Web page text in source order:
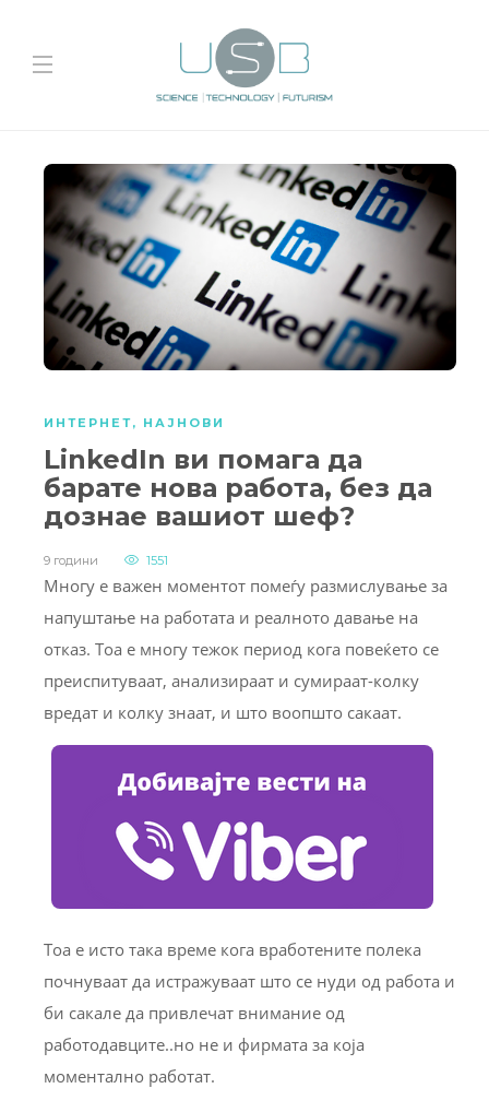
ИНТЕРНЕТ, НАЈНОВИ
LinkedIn ви помага да
барате нова работа, без да
дознае вашиот шеф?
9 години 1551
Многу е важен моментот помеѓу размислување за
напуштање на работата и реалното давање на
отказ. Тоа е многу тежок период кога повеќето се
преиспитуваат, анализираат и сумираат-колку
вредат и колку знаат, и што воопшто сакаат.
Тоа е исто така време кога вработените полека
почнуваат да истражуваат што се нуди од работа и
би сакале да привлечат внимание од
работодавците..но не и фирмата за која
моментално работат.